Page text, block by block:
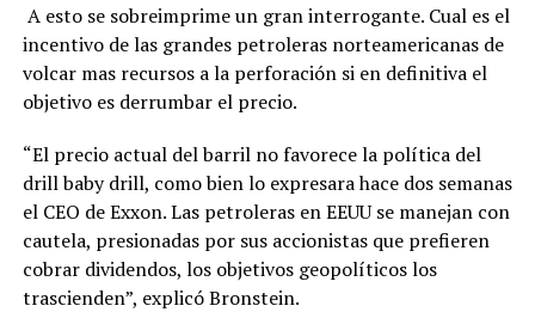
A esto se sobreimprime un gran interrogante. Cual es el
incentivo de las grandes petroleras norteamericanas de
volcar mas recursos a la perforación si en definitiva el
objetivo es derrumbar el precio.
“El precio actual del barril no favorece la política del
drill baby drill, como bien lo expresara hace dos semanas
el CEO de Exxon. Las petroleras en EEUU se manejan con
cautela, presionadas por sus accionistas que prefieren
cobrar dividendos, los objetivos geopolíticos los
trascienden”, explicó Bronstein.